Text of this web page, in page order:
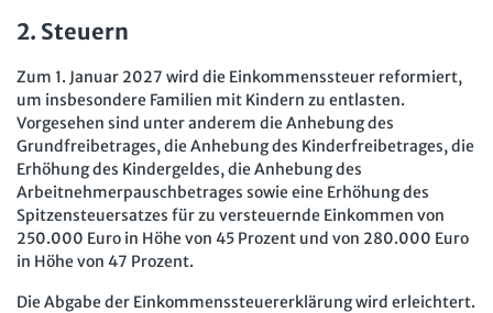
2. Steuern
Zum 1. Januar 2027 wird die Einkommenssteuer reformiert,
um insbesondere Familien mit Kindern zu entlasten.
Vorgesehen sind unter anderem die Anhebung des
Grundfreibetrages, die Anhebung des Kinderfreibetrages, die
Erhöhung des Kindergeldes, die Anhebung des
Arbeitnehmerpauschbetrages sowie eine Erhöhung des
Spitzensteuersatzes für zu versteuernde Einkommen von
250.000 Euro in Höhe von 45 Prozent und von 280.000 Euro
in Höhe von 47 Prozent.
Die Abgabe der Einkommenssteuererklärung wird erleichtert.